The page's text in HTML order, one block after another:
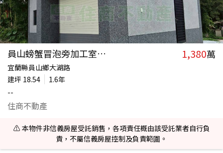
員山螃蟹冒泡旁加工室D031 1,380萬
宜蘭縣員山鄉大湖路
建坪 18.54
1.6年
--
住商不動產
⚠️ 本物件非信義房屋受託銷售，各項責任概由該受託業者自行負
責，不屬信義房屋控制及負責範圍。